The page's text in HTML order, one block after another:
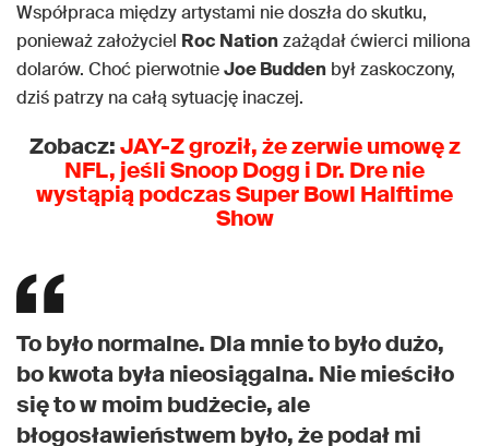
Współpraca między artystami nie doszła do skutku,
ponieważ założyciel Roc Nationzażądał ćwierci miliona
dolarów. Choć pierwotnieJoe Budden był zaskoczony,
dziś patrzy na całą sytuację inaczej.
Zobacz:JAY-Z groził, że zerwie umowę z
NFL, jeśli Snoop Dogg i Dr. Dre nie
wystąpią podczas Super Bowl Halftime
Show
To było normalne. Dla mnie to było dużo,
bo kwota była nieosiągalna. Nie mieściło
się to w moim budżecie, ale
błogosławieństwem było, że podał mi